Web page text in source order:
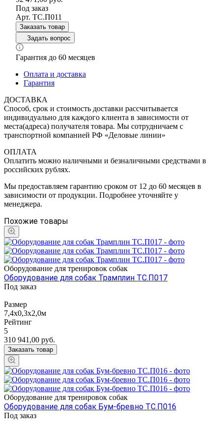
Под заказ
Арт. ТС.П011
Заказать товар
Задать вопрос
Гарантия до 60 месяцев
Оплата и доставка
Гарантия
ДОСТАВКА
Способ, срок и стоимость доставки рассчитывается
индивидуально для каждого клиента в зависимости от
места(адреса) получателя товара. Мы сотрудничаем с
транспортной компанией РФ «Деловые линии»
ОПЛАТА
Оплатить можно наличными и безналичными средствами в
российских рублях.
Мы предоставляем гарантию сроком от 12 до 60 месяцев в
зависимости от продукции. Подробнее уточняйте у
менеджера.
Похожие товары
Оборудование для тренировок собак
Оборудование для собак Трамплин ТС.П017
Под заказ
Размер
7,4х0,3х2,0м
Рейтинг
5
310 941,00 руб.
Заказать товар
Оборудование для тренировок собак
Оборудование для собак Бум-бревно ТС.П016
Под заказ